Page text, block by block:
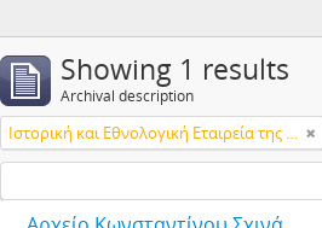
Showing 1 results
Archival description
Ιστορική και Εθνολογική Εταιρεία της Ελλάδος